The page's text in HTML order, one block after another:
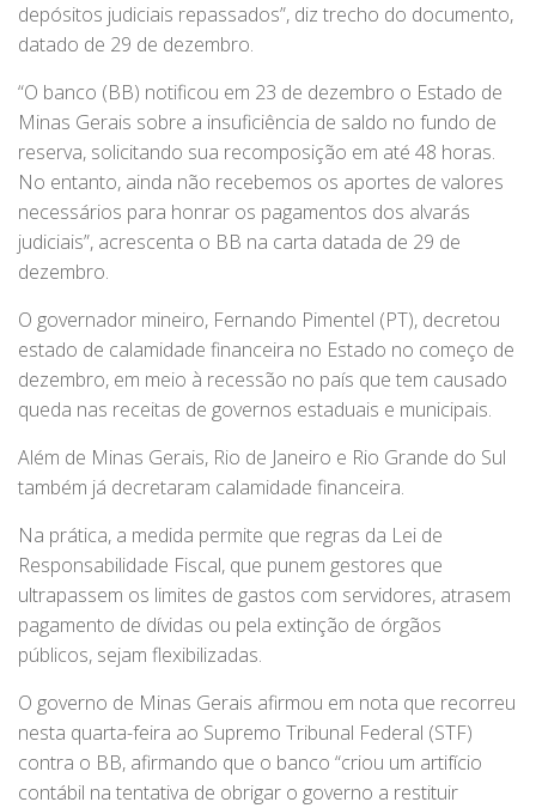
depósitos judiciais repassados”, diz trecho do documento,
datado de 29 de dezembro.
“O banco (BB) notificou em 23 de dezembro o Estado de
Minas Gerais sobre a insuficiência de saldo no fundo de
reserva, solicitando sua recomposição em até 48 horas.
No entanto, ainda não recebemos os aportes de valores
necessários para honrar os pagamentos dos alvarás
judiciais”, acrescenta o BB na carta datada de 29 de
dezembro.
O governador mineiro, Fernando Pimentel (PT), decretou
estado de calamidade financeira no Estado no começo de
dezembro, em meio à recessão no país que tem causado
queda nas receitas de governos estaduais e municipais.
Além de Minas Gerais, Rio de Janeiro e Rio Grande do Sul
também já decretaram calamidade financeira.
Na prática, a medida permite que regras da Lei de
Responsabilidade Fiscal, que punem gestores que
ultrapassem os limites de gastos com servidores, atrasem
pagamento de dívidas ou pela extinção de órgãos
públicos, sejam flexibilizadas.
O governo de Minas Gerais afirmou em nota que recorreu
nesta quarta-feira ao Supremo Tribunal Federal (STF)
contra o BB, afirmando que o banco “criou um artifício
contábil na tentativa de obrigar o governo a restituir